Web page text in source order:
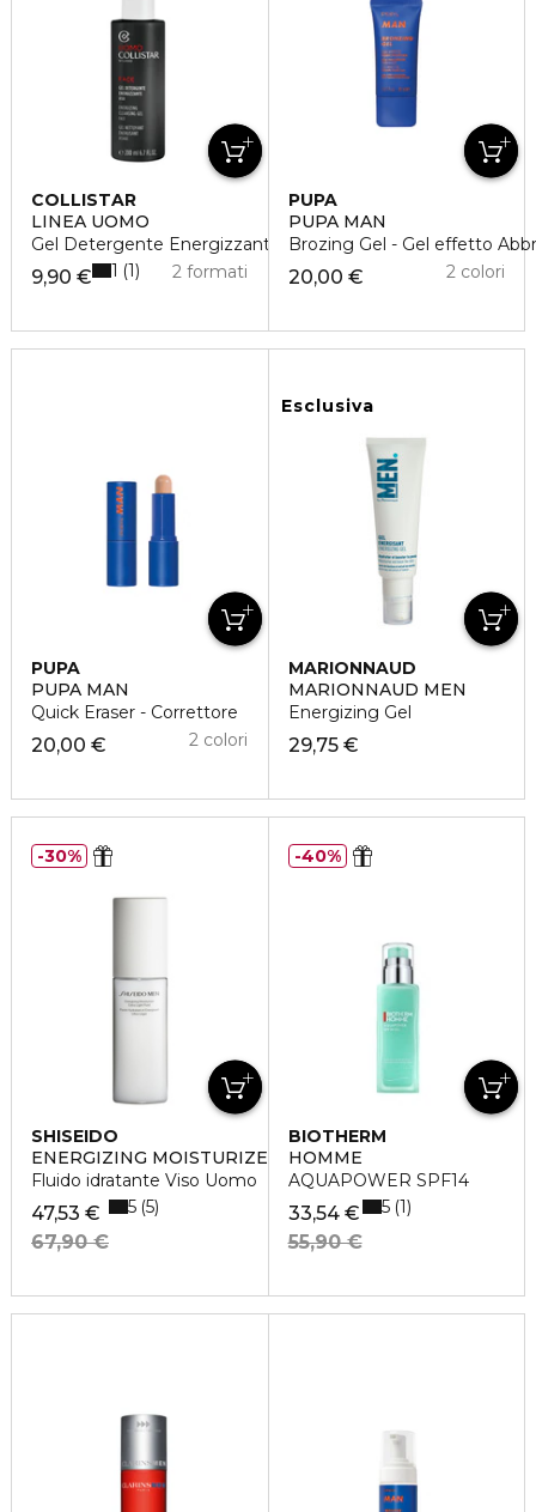
COLLISTAR
LINEA UOMO
Gel Detergente Energizzante Viso
9,90 € 2 formati
1 1
PUPA
PUPA MAN
Brozing Gel - Gel effetto
20,00 € 2 colori
PUPA
PUPA MAN
Quick Eraser - Correttore
20,00 € 2 colori
Esclusiva
MARIONNAUD
MARIONNAUD MEN
Energizing Gel
29,75 €
SHISEIDO
ENERGIZING MOISTURIZER EXTRA LIGHT FLUID
Fluido idratante Viso Uomo
47,53 €
67,90 €
5 5
30%
BIOTHERM
HOMME
AQUAPOWER SPF14
33,54 €
55,90 €
5 1
40%